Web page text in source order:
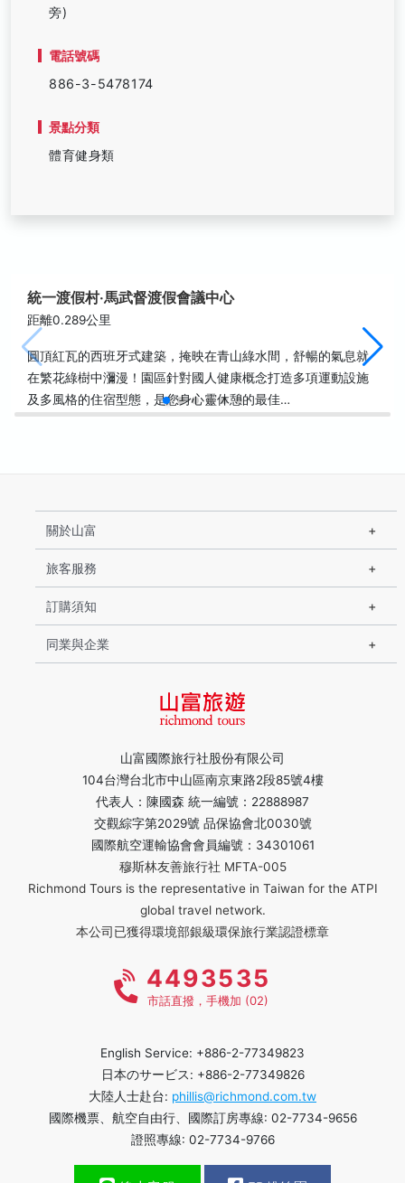
旁)
電話號碼
886-3-5478174
景點分類
體育健身類
統一渡假村‧馬武督渡假會議中心
距離0.289公里
圓頂紅瓦的西班牙式建築，掩映在青山綠水間，舒暢的氣息就
在繁花綠樹中瀰漫！園區針對國人健康概念打造多項運動設施
及多風格的住宿型態，是您身心靈休憩的最佳…
山富國際旅行社股份有限公司
104台灣台北市中山區南京東路2段85號4樓
代表人：陳國森 統一編號：22888987
交觀綜字第2029號 品保協會北0030號
國際航空運輸協會會員編號：34301061
穆斯林友善旅行社 MFTA-005
Richmond Tours is the representative in Taiwan for the ATPI
global travel network.
本公司已獲得環境部銀級環保旅行業認證標章
關於山富
旅客服務
訂購須知
同業與企業
4493535
市話直撥，手機加 (02)
English Service: +886-2-77349823
日本のサービス: +886-2-77349826
大陸人士赴台: phillis@richmond.com.tw
國際機票、航空自由行、國際訂房專線: 02-7734-9656
證照專線: 02-7734-9766